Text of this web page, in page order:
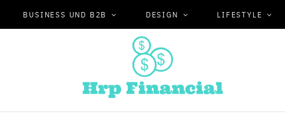
BUSINESS UND B2B DESIGN LIFESTYLE